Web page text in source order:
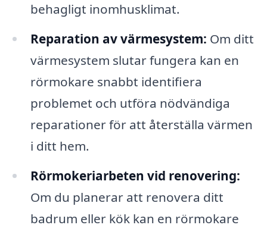
behagligt inomhusklimat.
Reparation av värmesystem: Om ditt
värmesystem slutar fungera kan en
rörmokare snabbt identifiera
problemet och utföra nödvändiga
reparationer för att återställa värmen
i ditt hem.
Rörmokeriarbeten vid renovering:
Om du planerar att renovera ditt
badrum eller kök kan en rörmokare